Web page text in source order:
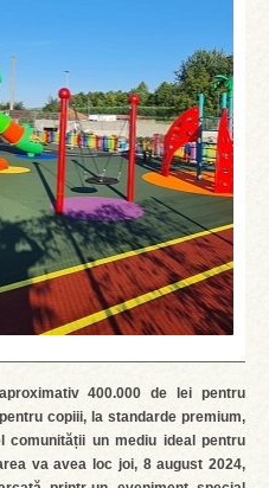
400.000 de lei pentru
copiii, la standarde premium,
comunității un mediu ideal pentru
va avea loc joi, 8 august 2024,